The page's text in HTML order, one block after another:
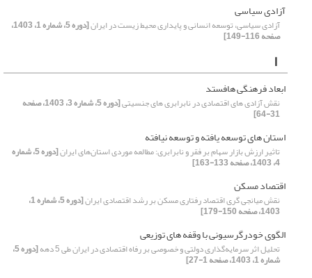
آزادی سیاسی
آزادی سیاسی، توسعه انسانی و پایداری محیط زیست در ایران [دوره 5، شماره 1، 1403،
صفحه 116-149]
ا
ابعاد فرهنگی هافستد
نقش آزادی ‏های اقتصادی در نابرابری های جنسیتی [دوره 5، شماره 3، 1403، صفحه
31-64]
استان های توسعه یافته و توسعه نیافته
تاثیر ارزش بازار سهام بر فقر و نابرابری: مطالعه موردی استان‌های ایران [دوره 5، شماره
4، 1403، صفحه 133-163]
اقتصاد مسکن
نقش میانجی گری اقتصاد رفتاری مسکن بر رشد اقتصادی ایران [دوره 5، شماره 1،
1403، صفحه 150-179]
الگوی خودرگرسیونی با وقفه ‌های توزیعی
تحلیل اثر سرمایه‌گذاری دولتی و خصوصی بر رفاه اقتصادی در ایران طی 5 دهه [دوره 5،
شماره 1، 1403، صفحه 1-27]